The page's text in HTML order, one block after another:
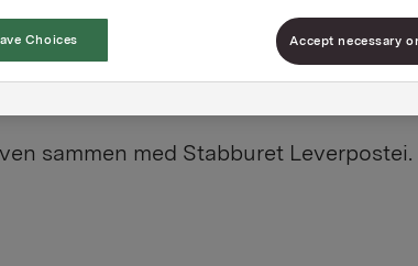
sammen med Stabburet Leverpostei.
Choices Accept necessary